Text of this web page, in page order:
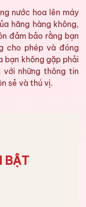
nước hoa lên máy
hãng hàng không,
đảm bảo rằng bạn
cho phép và đóng
bạn không gặp phải
những thông tin
sẻ và thú vị.
BẬT